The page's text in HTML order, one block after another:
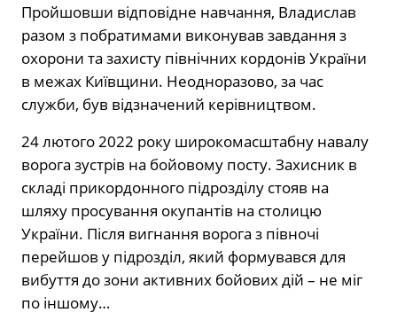
Пройшовши відповідне навчання, Владислав
разом з побратимами виконував завдання з
охорони та захисту північних кордонів України
в межах Київщини. Неодноразово, за час
служби, був відзначений керівництвом.
24 лютого 2022 року широкомасштабну навалу
ворога зустрів на бойовому посту. Захисник в
складі прикордонного підрозділу стояв на
шляху просування окупантів на столицю
України. Після вигнання ворога з півночі
перейшов у підрозділ, який формувався для
вибуття до зони активних бойових дій – не міг
по іншому…